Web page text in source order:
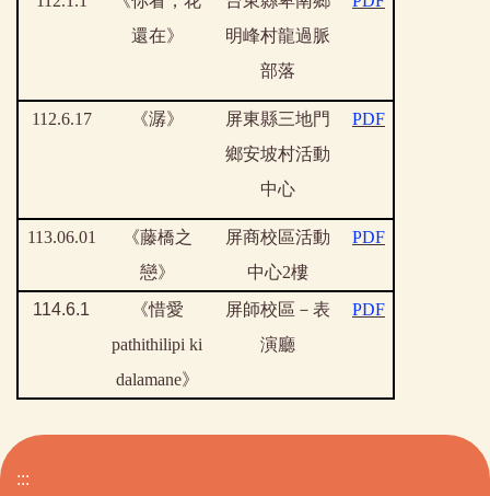
還在》
明峰村龍過脈
部落
112.6.17 《潺》
屏東縣三地門
鄉安坡村活動
中心
PDF
113.06.01
《藤橋之
戀》
屏商校區活動
中心2樓
PDF
114.6.1
《惜愛
pathithilipi ki
dalamane》
屏師校區－表
演廳
PDF
:::